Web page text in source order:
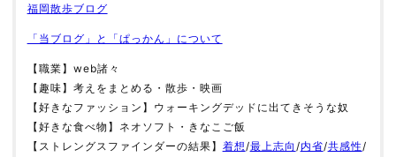
福岡散歩ブログ
「当ブログ」と「ぱっかん」について
【職業】web諸々
【趣味】考えをまとめる・散歩・映画
【好きなファッション】ウォーキングデッドに出てきそうな奴
【好きな食べ物】ネオソフト・きなこご飯
【ストレングスファインダーの結果】 着想 /最上志向 /内省/共感性/